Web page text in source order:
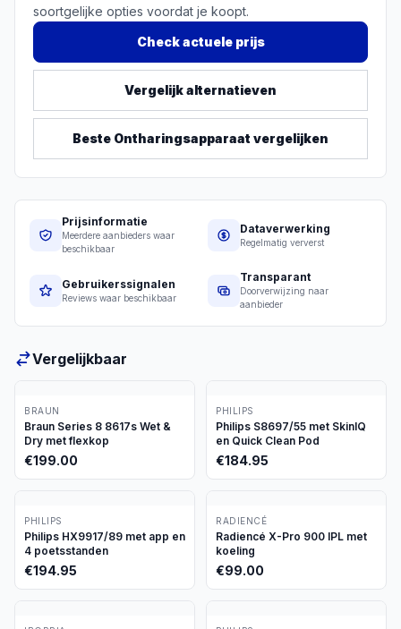
soortgelijke opties voordat je koopt.
Check actuele prijs
Vergelijk alternatieven
Beste Ontharingsapparaat vergelijken
Prijsinformatie
Meerdere aanbieders waar
beschikbaar
Dataverwerking
Regelmatig ververst
Gebruikerssignalen
Reviews waar beschikbaar
Transparant
Doorverwijzing naar
aanbieder
Vergelijkbaar
BRAUN
Braun Series 8 8617s Wet &
Dry met flexkop
€199.00
PHILIPS
Philips S8697/55 met SkinIQ
en Quick Clean Pod
€184.95
PHILIPS
Philips HX9917/89 met app en
4 poetsstanden
€194.95
RADIENCÉ
Radiencé X-Pro 900 IPL met
koeling
€99.00